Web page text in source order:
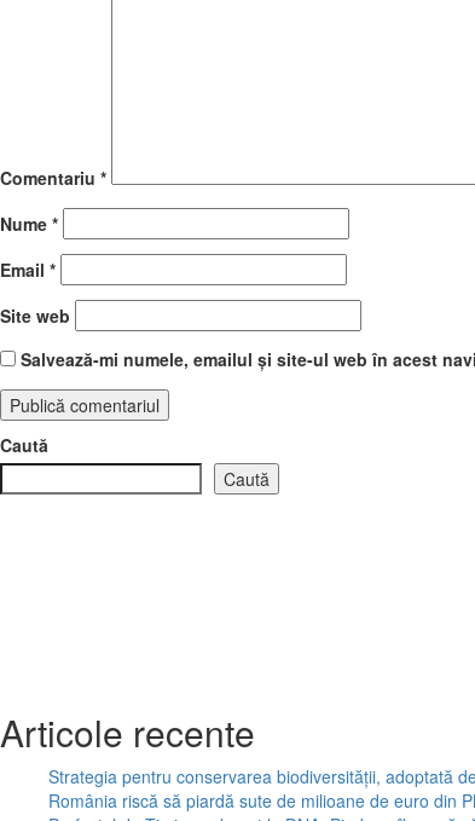
Comentariu *
Nume *
Email *
Site web
Salvează-mi numele, emailul și site-ul web în acest
Caută
Caută
Articole recente
Strategia pentru conservarea biodiversităţii, adoptată
România riscă să piardă sute de milioane de euro din